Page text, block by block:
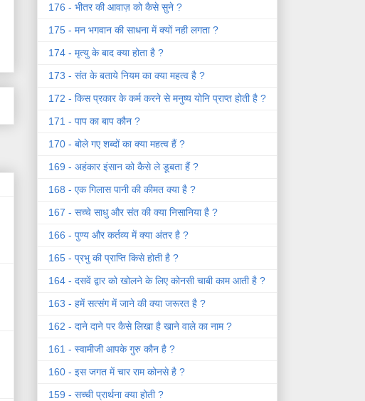
176 - भीतर की आवाज़ को कैसे सुने ?
175 - मन भगवान की साधना में क्यों नही लगता ?
174 - मृत्यु के बाद क्या होता है ?
173 - संत के बताये नियम का क्या महत्व है ?
172 - किस प्रकार के कर्म करने से मनुष्य योनि प्राप्त होती है ?
171 - पाप का बाप कौन ?
170 - बोले गए शब्दों का क्या महत्व हैं ?
169 - अहंकार इंसान को कैसे ले डूबता हैं ?
168 - एक गिलास पानी की कीमत क्या है ?
167 - सच्चे साधु और संत की क्या निसानिया है ?
166 - पुण्य और कर्तव्य में क्या अंतर है ?
165 - प्रभु की प्राप्ति किसे होती है ?
164 - दसवें द्वार को खोलने के लिए कोनसी चाबी काम आती है ?
163 - हमें सत्संग में जाने की क्या जरूरत है ?
162 - दाने दाने पर कैसे लिखा है खाने वाले का नाम ?
161 - स्वामीजी आपके गुरु कौन है ?
160 - इस जगत में चार राम कोनसे है ?
159 - सच्ची प्रार्थना क्या होती ?